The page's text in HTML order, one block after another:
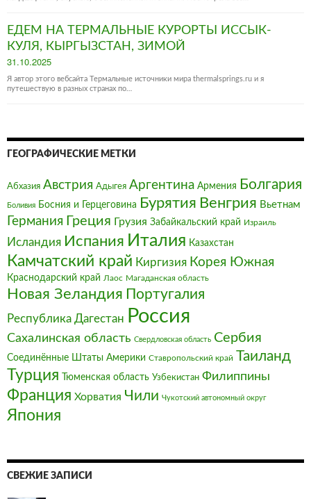
ЕДЕМ НА ТЕРМАЛЬНЫЕ КУРОРТЫ ИССЫК-
КУЛЯ, КЫРГЫЗСТАН, ЗИМОЙ
Posted
on
31.10.2025
Я автор этого вебсайта Термальные источники мира thermalsprings.ru и я
путешествую в разных странах по…
ГЕОГРАФИЧЕСКИЕ МЕТКИ
Абхазия Австрия‎ Адыгея Аргентина Армения Болгария‎
Боливия Босния и Герцеговина Бурятия Венгрия Вьетнам
Германия Греция Грузия Забайкальский край Израиль
Исландия Испания Италия‎ Казахстан
Камчатский край Киргизия Корея Южная
Краснодарский край Лаос Магаданская область
Новая Зеландия Португалия
Республика Дагестан Россия
Сахалинская область Свердловская область Сербия
Соединённые Штаты Америки Ставропольский край Таиланд
Турция Тюменская область Узбекистан Филиппины
Франция‎ Хорватия Чили Чукотский автономный округ
Япония
СВЕЖИЕ ЗАПИСИ